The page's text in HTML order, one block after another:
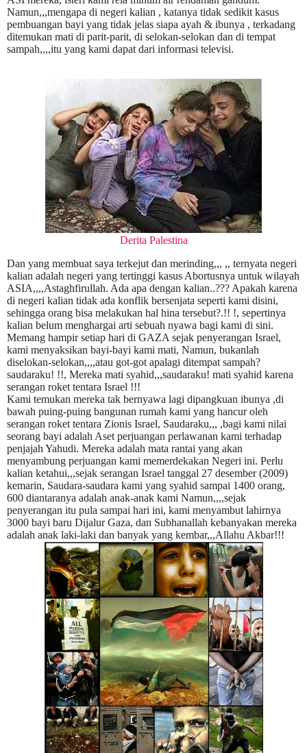
Namun,,,mengapa di negeri kalian , katanya tidak sedikit kasus
pembuangan bayi yang tidak jelas siapa ayah & ibunya , terkadang
ditemukan mati di parit-parit, di selokan-selokan dan di tempat
sampah,,,,itu yang kami dapat dari informasi televisi.
Derita Palestina
Dan yang membuat saya terkejut dan merinding,,, ,, ternyata negeri
kalian adalah negeri yang tertinggi kasus Abortusnya untuk wilayah
ASIA,,,,Astaghfirullah. Ada apa dengan kalian..??? Apakah karena
di negeri kalian tidak ada konflik bersenjata seperti kami disini,
sehingga orang bisa melakukan hal hina tersebut?.!! !, sepertinya
kalian belum menghargai arti sebuah nyawa bagi kami di sini.
Memang hampir setiap hari di GAZA sejak penyerangan Israel,
kami menyaksikan bayi-bayi kami mati, Namun, bukanlah
diselokan-selokan,,,,atau got-got apalagi ditempat sampah?
saudaraku! !!, Mereka mati syahid,,,saudaraku! mati syahid karena
serangan roket tentara Israel !!!
Kami temukan mereka tak bernyawa lagi dipangkuan ibunya ,di
bawah puing-puing bangunan rumah kami yang hancur oleh
serangan roket tentara Zionis Israel, Saudaraku,,, ,bagi kami nilai
seorang bayi adalah Aset perjuangan perlawanan kami terhadap
penjajah Yahudi. Mereka adalah mata rantai yang akan
menyambung perjuangan kami memerdekakan Negeri ini. Perlu
kalian ketahui,,,sejak serangan Israel tanggal 27 desember (2009)
kemarin, Saudara-saudara kami yang syahid sampai 1400 orang,
600 diantaranya adalah anak-anak kami Namun,,,,sejak
penyerangan itu pula sampai hari ini, kami menyambut lahirnya
3000 bayi baru Dijalur Gaza, dan Subhanallah kebanyakan mereka
adalah anak laki-laki dan banyak yang kembar,,,Allahu Akbar!!!